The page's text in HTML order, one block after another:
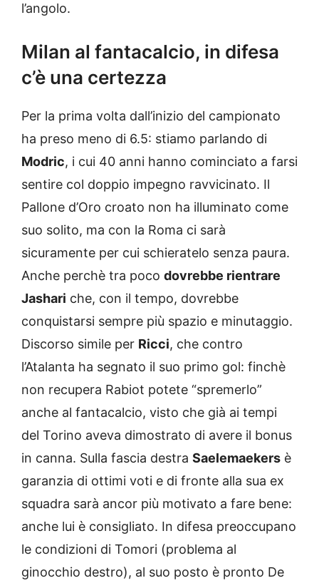
l’angolo.
Milan al fantacalcio, in difesa
c’è una certezza
Per la prima volta dall’inizio del campionato
ha preso meno di 6.5: stiamo parlando di
Modric, i cui 40 anni hanno cominciato a farsi
sentire col doppio impegno ravvicinato. Il
Pallone d’Oro croato non ha illuminato come
suo solito, ma con la Roma ci sarà
sicuramente per cui schieratelo senza paura.
Anche perchè tra poco dovrebbe rientrare
Jashari che, con il tempo, dovrebbe
conquistarsi sempre più spazio e minutaggio.
Discorso simile per Ricci, che contro
l’Atalanta ha segnato il suo primo gol: finchè
non recupera Rabiot potete “spremerlo”
anche al fantacalcio, visto che già ai tempi
del Torino aveva dimostrato di avere il bonus
in canna. Sulla fascia destra Saelemaekers è
garanzia di ottimi voti e di fronte alla sua ex
squadra sarà ancor più motivato a fare bene:
anche lui è consigliato. In difesa preoccupano
le condizioni di Tomori (problema al
ginocchio destro), al suo posto è pronto De